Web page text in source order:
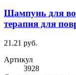
Шампунь для
терапия для
21.21 руб.
Артикул
3928